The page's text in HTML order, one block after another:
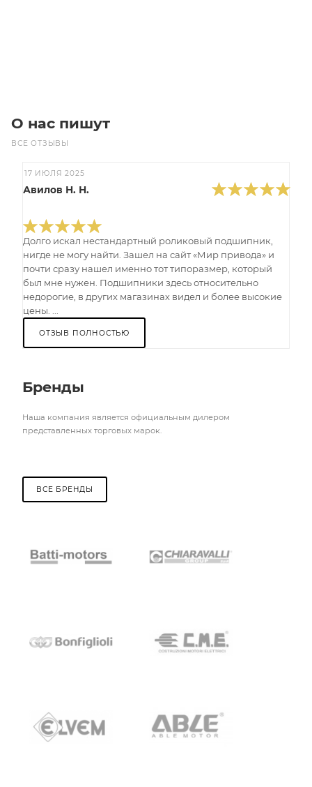
О нас пишут
ВСЕ ОТЗЫВЫ
17 ИЮЛЯ 2025
Авилов Н. Н.
Долго искал нестандартный роликовый подшипник,
нигде не могу найти. Зашел на сайт «Мир привода» и
почти сразу нашел именно тот типоразмер, который
был мне нужен. Подшипники здесь относительно
недорогие, в других магазинах видел и более высокие
цены. ...
ОТЗЫВ ПОЛНОСТЬЮ
Бренды
Наша компания является официальным дилером
представленных торговых марок.
ВСЕ БРЕНДЫ